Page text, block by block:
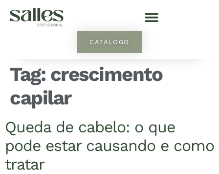
CATÁLOGO
Tag: crescimento
capilar
Queda de cabelo: o que
pode estar causando e como
tratar